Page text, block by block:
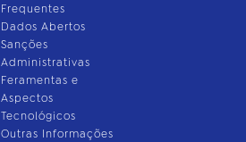
Frequentes
Dados Abertos
Sanções
Administrativas
Feramentas e
Aspectos
Tecnológicos
Outras Informações